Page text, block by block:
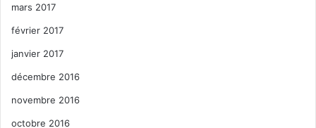
mars 2017
février 2017
janvier 2017
décembre 2016
novembre 2016
octobre 2016